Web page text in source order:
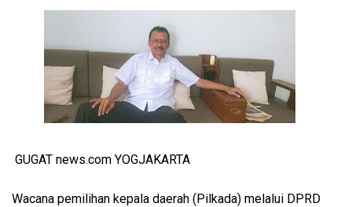
GUGAT news.com YOGJAKARTA
Wacana pemilihan kepala daerah (Pilkada) melalui DPRD